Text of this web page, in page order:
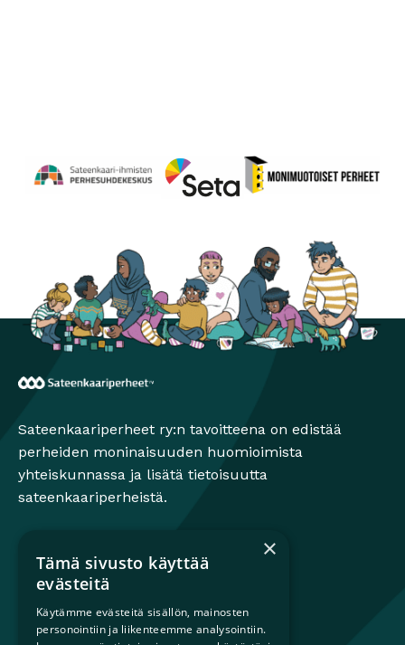
Sateenkaariperheet ry:n tavoitteena on edistää
perheiden moninaisuuden huomioimista
yhteiskunnassa ja lisätä tietoisuutta
sateenkaariperheistä.
Mikä on sateenkaariperhe?
Lapsiperheille
×
Tämä sivusto käyttää
evästeitä
Käytämme evästeitä sisällön, mainosten
personointiin ja liikenteemme analysointiin.